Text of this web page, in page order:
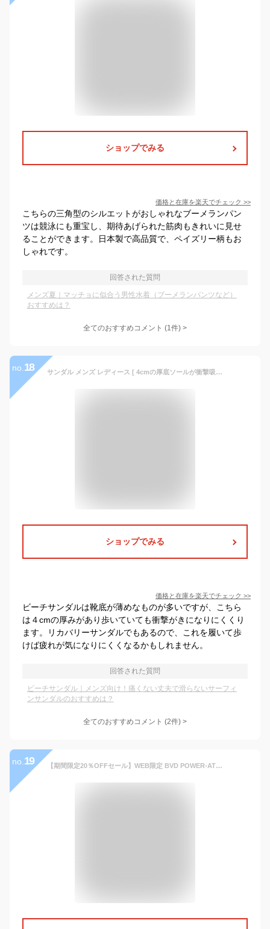
ショップでみる
価格と在庫を楽天でチェック >>
こちらの三角型のシルエットがおしゃれなブーメランパン
ツは競泳にも重宝し、期待あげられた筋肉もきれいに見せ
ることができます。日本製で高品質で、ペイズリー柄もお
しゃれです。
回答された質問
メンズ夏｜マッチョに似合う男性水着（ブーメランパンツなど）
おすすめは？
全てのおすすめコメント (1件) >
no. 18 サンダル メンズ レディース [ 4cmの厚底ソールが衝撃吸収して歩きやすい 足の疲労を回復するリカバリーサンダル ] ビーチサンダル スポーツサンダル プール 夏 キャンプ アウトドア 外履き 厚底サンダル シャワーサンダル ベランダサンダル LAD WEATHER ラドウェザー
ショップでみる
価格と在庫を楽天でチェック >>
ビーチサンダルは靴底が薄めなものが多いですが、こちら
は４cmの厚みがあり歩いていても衝撃がきになりにくくり
ます。リカバリーサンダルでもあるので、これを履いて歩
けば疲れが気になりにくくなるかもしれません。
回答された質問
ビーチサンダル｜メンズ向け！痛くない丈夫で滑らないサーフィ
ンサンダルのおすすめは？
全てのおすすめコメント (2件) >
no. 19 【期間限定20％OFFセール】WEB限定 BVD POWER-ATHLETE メッシュ ローライズボクサーパンツ 吸水速乾 スポーツ アンダーウェア メンズインナー 下着 ランニング アンダーウェア 男性 pa360